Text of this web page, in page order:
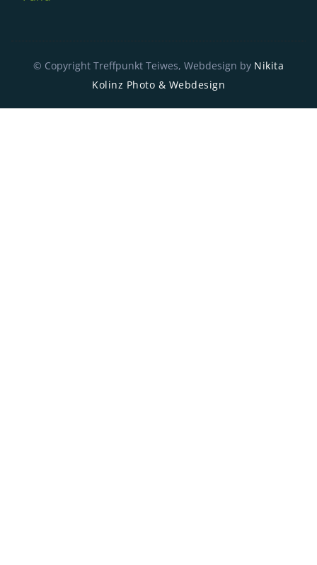
© Copyright Treffpunkt Teiwes, Webdesign by Nikita
Kolinz Photo & Webdesign